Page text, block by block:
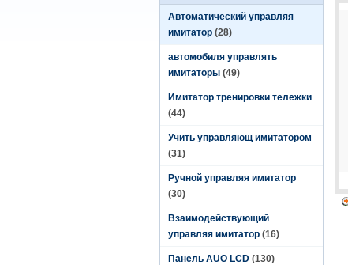
Автоматический управляя
имитатор (28)
автомобиля управлять
имитаторы (49)
Имитатор тренировки тележки
(44)
Учить управляющ имитатором
(31)
Ручной управляя имитатор
(30)
Взаимодействующий
управляя имитатор (16)
Панель AUO LCD (130)